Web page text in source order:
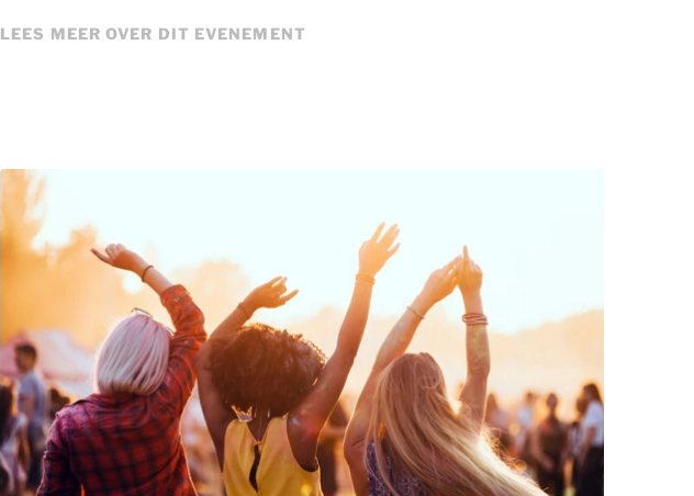
LEES MEER OVER DIT EVENEMENT